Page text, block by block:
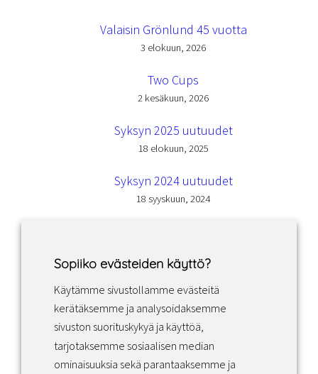
Valaisin Grönlund 45 vuotta
3 elokuun, 2026
Two Cups
2 kesäkuun, 2026
Syksyn 2025 uutuudet
18 elokuun, 2025
Syksyn 2024 uutuudet
18 syyskuun, 2024
Facebook Instagram LinkedIn
Sopimusehdot
Sopiiko evästeiden käyttö?
Käytämme sivustollamme evästeitä
kerätäksemme ja analysoidaksemme
sivuston suorituskykyä ja käyttöä,
tarjotaksemme sosiaalisen median
ominaisuuksia sekä parantaaksemme ja